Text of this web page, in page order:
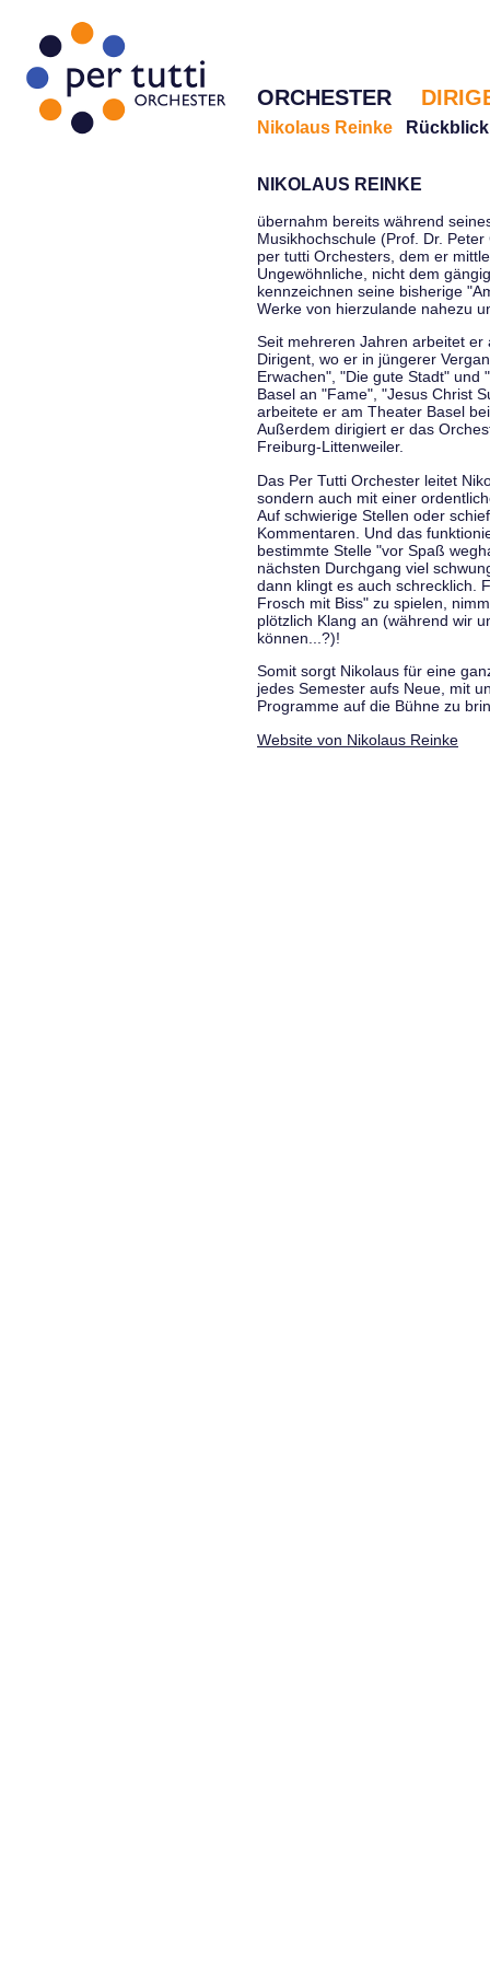
ORCHESTER
Nikolaus Reinke Rückblick
NIKOLAUS REINKE
übernahm bereits während
Musikhochschule (Prof. Dr.
per tutti Orchesters, dem er
Ungewöhnliche, nicht dem
kennzeichnen seine bisherige
Werke von hierzulande nahezu
Seit mehreren Jahren arbeitet
Dirigent, wo er in jüngerer
Erwachen", "Die gute Stadt" und
Basel an "Fame", "Jesus Christ
arbeitete er am Theater Basel
Außerdem dirigiert er das
Freiburg-Littenweiler.
Das Per Tutti Orchester leitet
sondern auch mit einer
Auf schwierige Stellen oder
Kommentaren. Und das
bestimmte Stelle "vor Spaß
nächsten Durchgang viel
dann klingt es auch schrecklich.
Frosch mit Biss" zu spielen,
plötzlich Klang an (während wir
können...?)!
Somit sorgt Nikolaus für eine
jedes Semester aufs Neue, mit
Programme auf die Bühne zu
Website von Nikolaus Reinke